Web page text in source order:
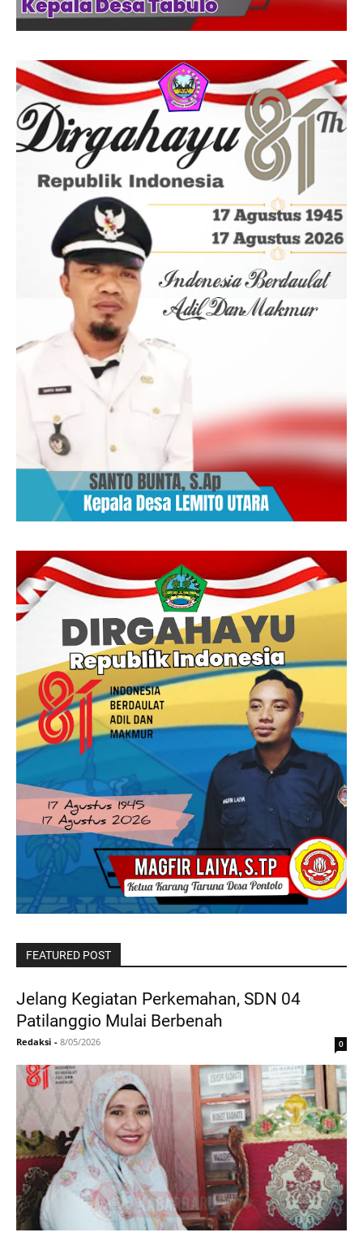
FEATURED POST
Jelang Kegiatan Perkemahan, SDN 04
Patilanggio Mulai Berbenah
Redaksi - 8/05/2026 0